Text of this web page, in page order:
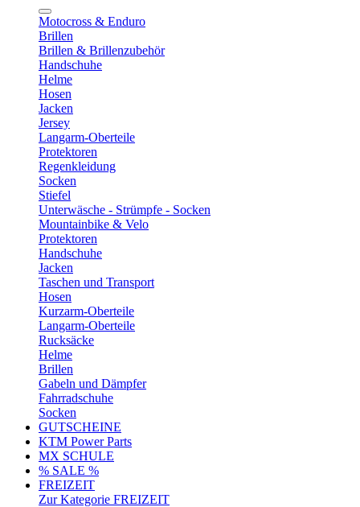
Motocross & Enduro
Brillen
Brillen & Brillenzubehör
Handschuhe
Helme
Hosen
Jacken
Jersey
Langarm-Oberteile
Protektoren
Regenkleidung
Socken
Stiefel
Unterwäsche - Strümpfe - Socken
Mountainbike & Velo
Protektoren
Handschuhe
Jacken
Taschen und Transport
Hosen
Kurzarm-Oberteile
Langarm-Oberteile
Rucksäcke
Helme
Brillen
Gabeln und Dämpfer
Fahrradschuhe
Socken
GUTSCHEINE
KTM Power Parts
MX SCHULE
% SALE %
FREIZEIT
Zur Kategorie FREIZEIT